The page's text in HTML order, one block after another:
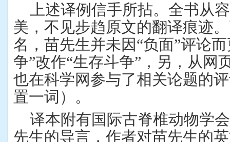
上述译例信手所拈。全书从
美，不见步趋原文的翻译痕迹
名，苗先生并未因“负面”评论
争”改作“生存斗争”，另，从网
也在科学网参与了相关论题的
置一词）。
译本附有国际古脊椎动物学
先生的导言，作者对苗先生的